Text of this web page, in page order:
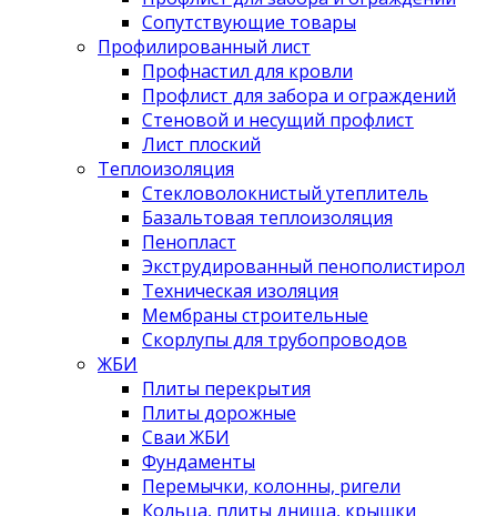
Сопутствующие товары
Профилированный лист
Профнастил для кровли
Профлист для забора и ограждений
Стеновой и несущий профлист
Лист плоский
Теплоизоляция
Стекловолокнистый утеплитель
Базальтовая теплоизоляция
Пенопласт
Экструдированный пенополистирол
Техническая изоляция
Мембраны строительные
Скорлупы для трубопроводов
ЖБИ
Плиты перекрытия
Плиты дорожные
Сваи ЖБИ
Фундаменты
Перемычки, колонны, ригели
Кольца, плиты днища, крышки